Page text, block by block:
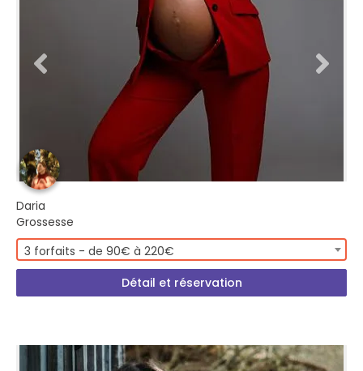
Daria
Grossesse
3 forfaits - de 90€ à 220€
Détail et réservation